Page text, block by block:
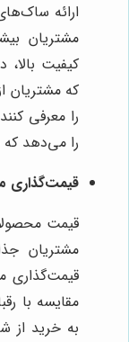
ارائه
مشتریان
کیفیت
که مشتریان
را معرفی
را می‌دهد که
قیمت‌گذاری
قیمت
مشتریان
قیمت‌گذاری
مقایسه با
به خرید از